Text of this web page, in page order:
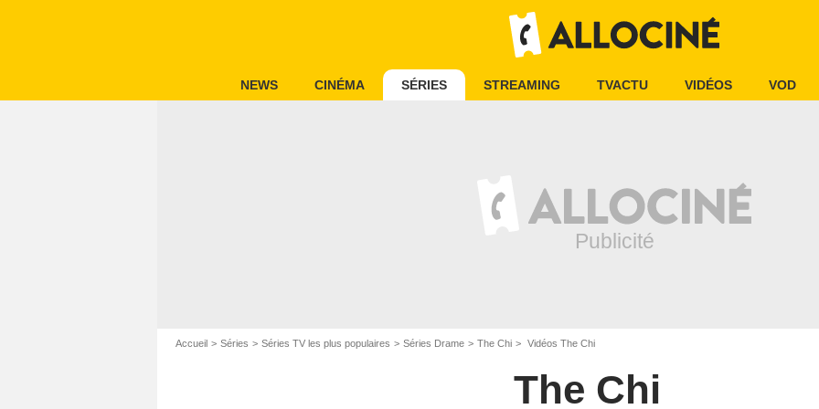
NEWS CINÉMA SÉRIES STREAMING TVACTU VIDÉOS VOD
Accueil Séries Séries TV les plus populaires Séries Drame The Chi Vidéos The Chi
The Chi